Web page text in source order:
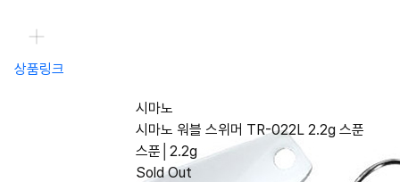
상품링크
시마노
시마노 워블 스위머 TR-022L 2.2g 스푼
스푼│2.2g
Sold Out